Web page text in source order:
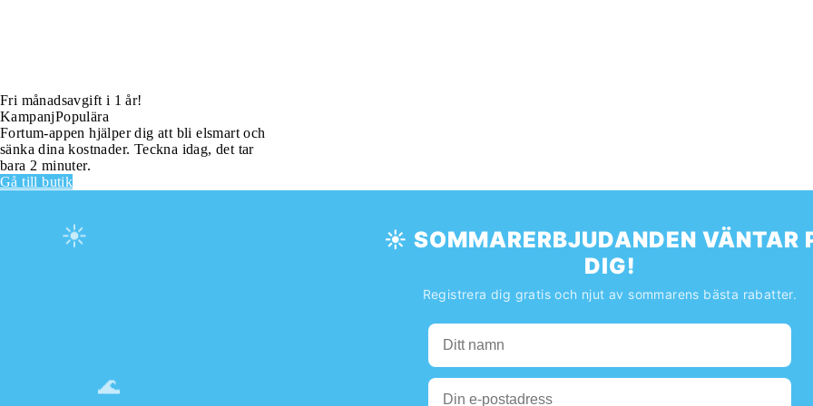
Fri månadsavgift i 1 år!
KampanjPopulära
Fortum-appen hjälper dig att bli elsmart och
sänka dina kostnader. Teckna idag, det tar
bara 2 minuter.
Gå till butik
☀️
🌊
☀️ SOMMARERBJUDANDEN VÄNTAR
DIG!
Registrera dig gratis och njut av sommarens bästa rabatter.